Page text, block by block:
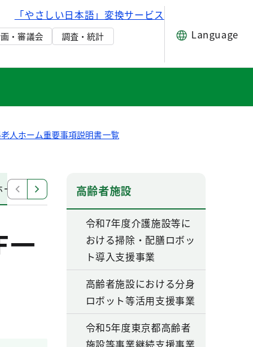
「やさしい日本語」変換サービス
・審議会
調査・統計
Language
人ホーム重要事項説明書一覧
ム重要事項説明書PDF一覧2
一
高齢者施設
令和7年度介護施設等に
おける掃除・配膳ロボッ
ト導入支援事業
高齢者施設における分身
ロボット等活用支援事業
令和5年度東京都高齢者
施設等事業継続支援事業